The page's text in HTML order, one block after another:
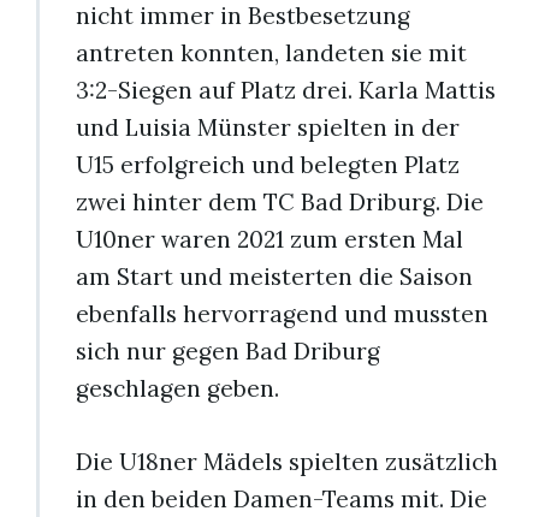
nicht immer in Bestbesetzung
antreten konnten, landeten sie mit
3:2-Siegen auf Platz drei. Karla Mattis
und Luisia Münster spielten in der
U15 erfolgreich und belegten Platz
zwei hinter dem TC Bad Driburg. Die
U10ner waren 2021 zum ersten Mal
am Start und meisterten die Saison
ebenfalls hervorragend und mussten
sich nur gegen Bad Driburg
geschlagen geben.
Die U18ner Mädels spielten zusätzlich
in den beiden Damen-Teams mit. Die